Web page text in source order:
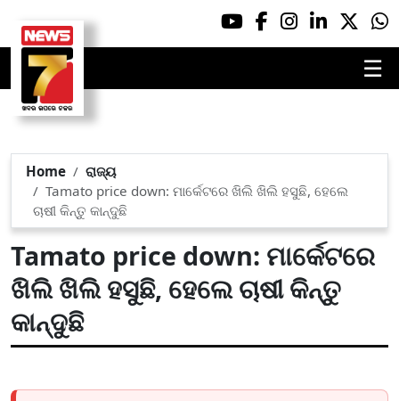
☰
Home
ରାଜ୍ୟ
Tamato price down: ମାର୍କେଟରେ ଖିଲି ଖିଲି ହସୁଛି, ହେଲେ
ଚାଷୀ କିନ୍ତୁ କାନ୍ଦୁଛି
Tamato price down: ମାର୍କେଟରେ
ଖିଲି ଖିଲି ହସୁଛି, ହେଲେ ଚାଷୀ କିନ୍ତୁ
କାନ୍ଦୁଛି